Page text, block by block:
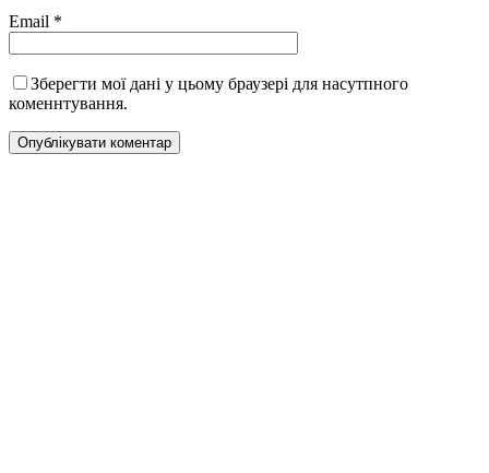
Email *
Зберегти мої дані у цьому браузері для насутпного
коменнтування.